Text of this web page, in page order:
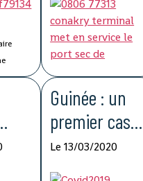
de
au
compétitivité
de la chaîne
logistique
La mise à service officielle
filiale de Bolloré Ports, du
le
Guinée : un
premier cas
de
coronavirus
Le 13/03/2020